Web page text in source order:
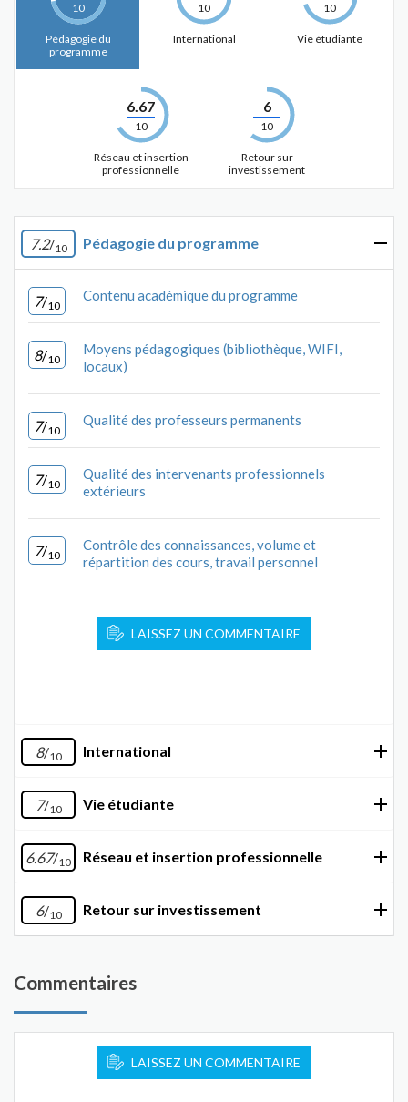
10
Pédagogie du
programme
10
International
10
Vie étudiante
6.67
10
Réseau et insertion
professionnelle
6
10
Retour sur
investissement
7.2/10 Pédagogie du programme
7/10
Contenu académique du programme
8/10
Moyens pédagogiques (bibliothèque, WIFI,
locaux)
7/10
Qualité des professeurs permanents
7/10
Qualité des intervenants professionnels
extérieurs
7/10
Contrôle des connaissances, volume et
répartition des cours, travail personnel
LAISSEZ UN COMMENTAIRE
8/10 International
7/10 Vie étudiante
6.67/10 Réseau et insertion professionnelle
6/10 Retour sur investissement
Commentaires
LAISSEZ UN COMMENTAIRE